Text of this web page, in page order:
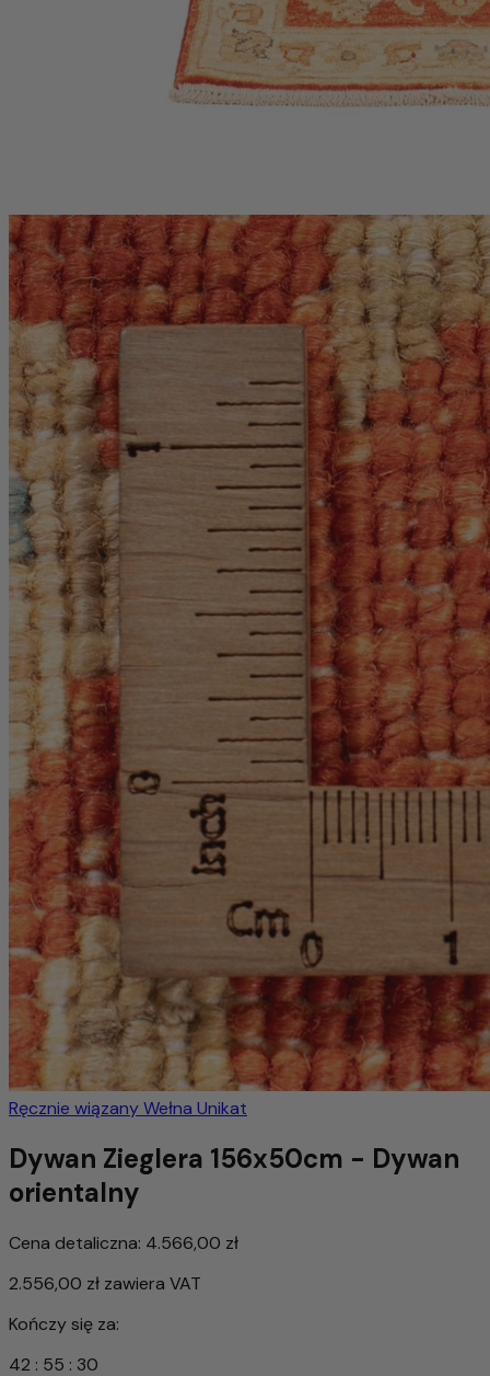
Ręcznie wiązanyWełna Unikat
Dywan Zieglera 156x50cm - Dywan
orientalny
Cena detaliczna: 4.566,00 zł
2.556,00 zł zawiera VAT
Kończy się za:
42 : 55 : 27